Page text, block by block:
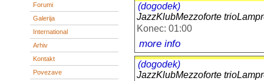
Forumi
Galerija
International
Arhiv
Kontakt
Povezave
(dogodek)
JazzKlubMezzoforte
Konec: 01:00
more info
(dogodek)
JazzKlubMezzoforte